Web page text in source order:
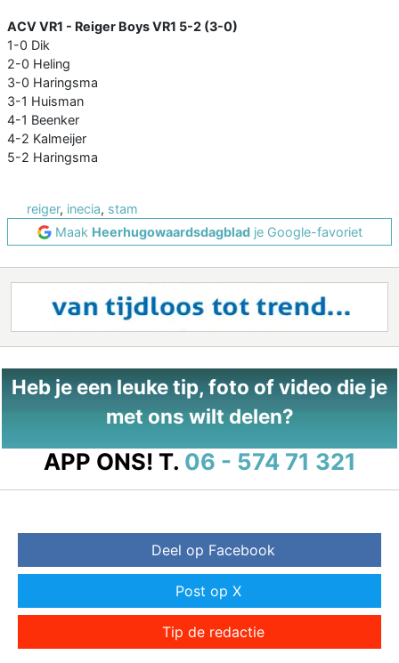
ACV VR1 - Reiger Boys VR1 5-2 (3-0)
1-0 Dik
2-0 Heling
3-0 Haringsma
3-1 Huisman
4-1 Beenker
4-2 Kalmeijer
5-2 Haringsma
reiger, inecia, stam
Maak Heerhugowaardsdagbladje Google-favoriet
Heb je een leuke tip, foto of video die je
met ons wilt delen?
APP ONS! T. 06 - 574 71 321
Deel op Facebook
Post op X
Tip de redactie